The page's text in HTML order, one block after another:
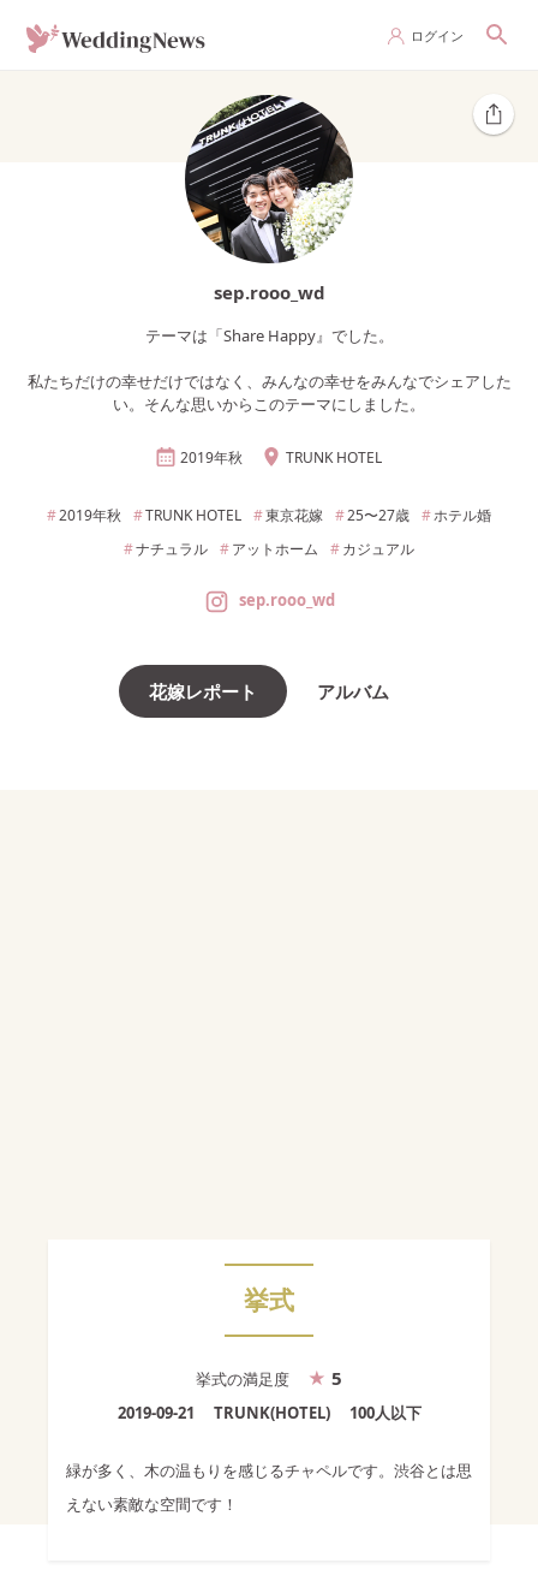
ログイン
sep.rooo_wd
テーマは「Share Happy』でした。
私たちだけの幸せだけではなく、みんなの幸せをみんなでシェアした
い。そんな思いからこのテーマにしました。
2019年秋 TRUNK HOTEL
2019年秋 TRUNK HOTEL 東京花嫁 25〜27歳
ホテル婚
ナチュラル
アットホーム カジュアル
sep.rooo_wd
花嫁レポート アルバム
挙式
挙式の満足度 5
2019-09-21 TRUNK(HOTEL) 100人以下
緑が多く、木の温もりを感じるチャペルです。渋谷とは思
えない素敵な空間です！